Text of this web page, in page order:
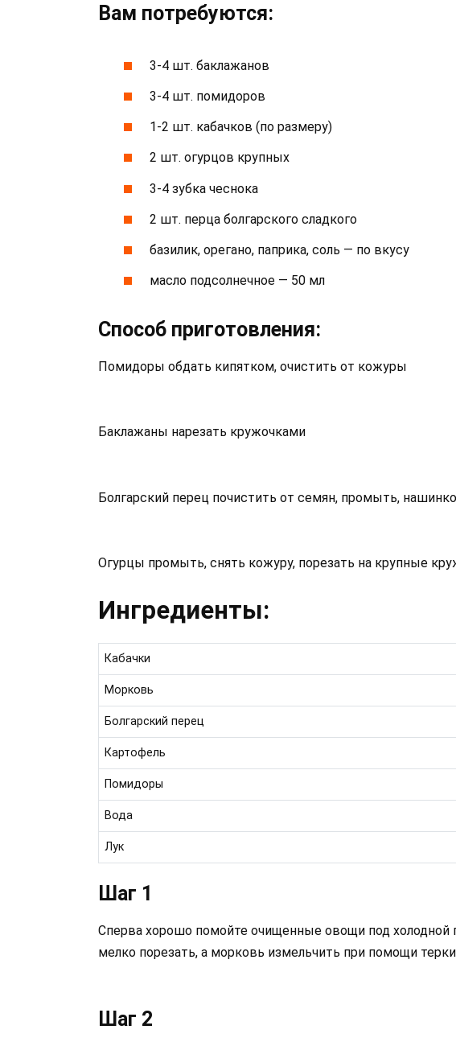
Вам потребуются:
3-4 шт. баклажанов
3-4 шт. помидоров
1-2 шт. кабачков (по размеру)
2 шт. огурцов крупных
3-4 зубка чеснока
2 шт. перца болгарского сладкого
базилик, орегано, паприка, соль — по вкусу
масло подсолнечное — 50 мл
Способ приготовления:
Помидоры обдать кипятком, очистить от кожуры
Баклажаны нарезать кружочками
Болгарский перец почистить от семян, промыть,
Огурцы промыть, снять кожуру, порезать на крупные
Ингредиенты:
Кабачки
Морковь
Болгарский перец
Картофель
Помидоры
Вода
Лук
Шаг 1
Сперва хорошо помойте очищенные овощи под холодной
мелко порезать, а морковь измельчить при помощи
Шаг 2